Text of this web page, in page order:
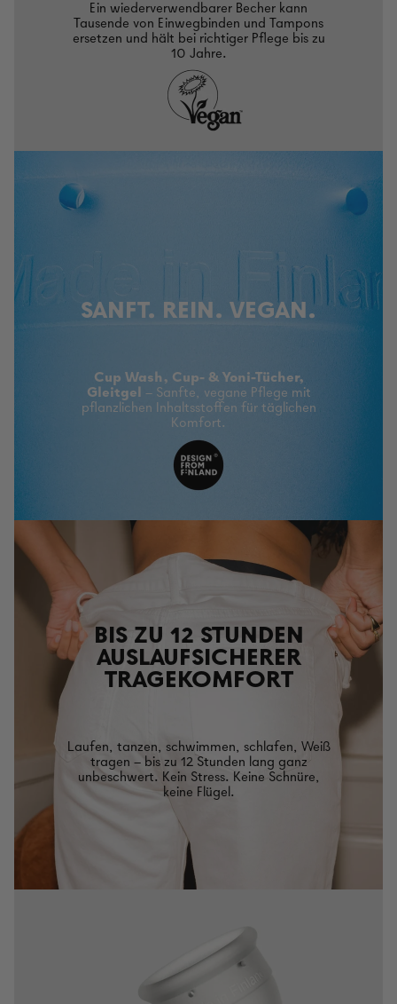
Ein wiederverwendbarer Becher kann
Tausende von Einwegbinden und Tampons
ersetzen und hält bei richtiger Pflege bis zu
10 Jahre.
SANFT. REIN. VEGAN.
Cup Wash, Cup- & Yoni-Tücher,
Gleitgel
– Sanfte, vegane Pflege mit
pflanzlichen Inhaltsstoffen für täglichen
Komfort.
BIS ZU 12 STUNDEN
AUSLAUFSICHERER
TRAGEKOMFORT
Laufen, tanzen, schwimmen, schlafen, Weiß
tragen – bis zu 12 Stunden lang ganz
unbeschwert. Kein Stress. Keine Schnüre,
keine Flügel.